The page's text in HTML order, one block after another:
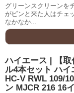
グリーンスクリーンを
がピンと来た人はチェ
なかなか...
ハイエース | 【取
ル4本セット ハイ
HC-V RWL 109/
ン MJCR 216 16